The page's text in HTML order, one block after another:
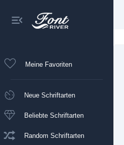
Meine Favoriten
Neue Schriftarten
Beliebte Schriftarten
Random Schriftarten